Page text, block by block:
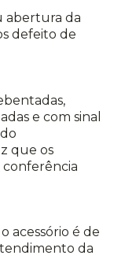
abertura da
defeito de
e com sinal
que os
conferência
acessório é de
da